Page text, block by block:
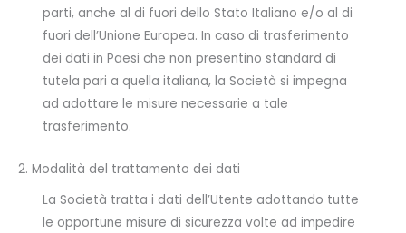
parti, anche al di fuori dello Stato Italiano e/o al di
fuori dell’Unione Europea. In caso di trasferimento
dei dati in Paesi che non presentino standard di
tutela pari a quella italiana, la Società si impegna
ad adottare le misure necessarie a tale
trasferimento.
2. Modalità del trattamento dei dati
La Società tratta i dati dell’Utente adottando tutte
le opportune misure di sicurezza volte ad impedire